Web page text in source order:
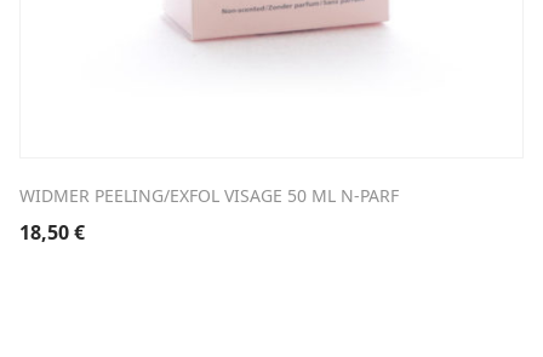
WIDMER PEELING/EXFOL VISAGE 50 ML N-PARF
18,50€